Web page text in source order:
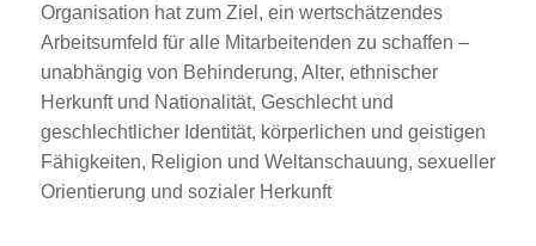
Organisation hat zum Ziel, ein wertschätzendes
Arbeitsumfeld für alle Mitarbeitenden zu schaffen –
unabhängig von Behinderung, Alter, ethnischer
Herkunft und Nationalität, Geschlecht und
geschlechtlicher Identität, körperlichen und geistigen
Fähigkeiten, Religion und Weltanschauung, sexueller
Orientierung und sozialer Herkunft